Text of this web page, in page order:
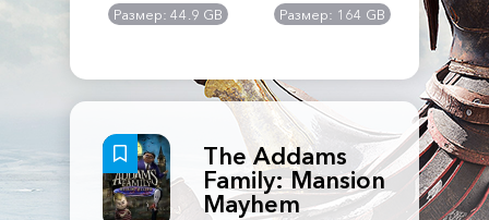
Размер: 44.9 GB Размер: 164 GB
The Addams
Family: Mansion
Mayhem